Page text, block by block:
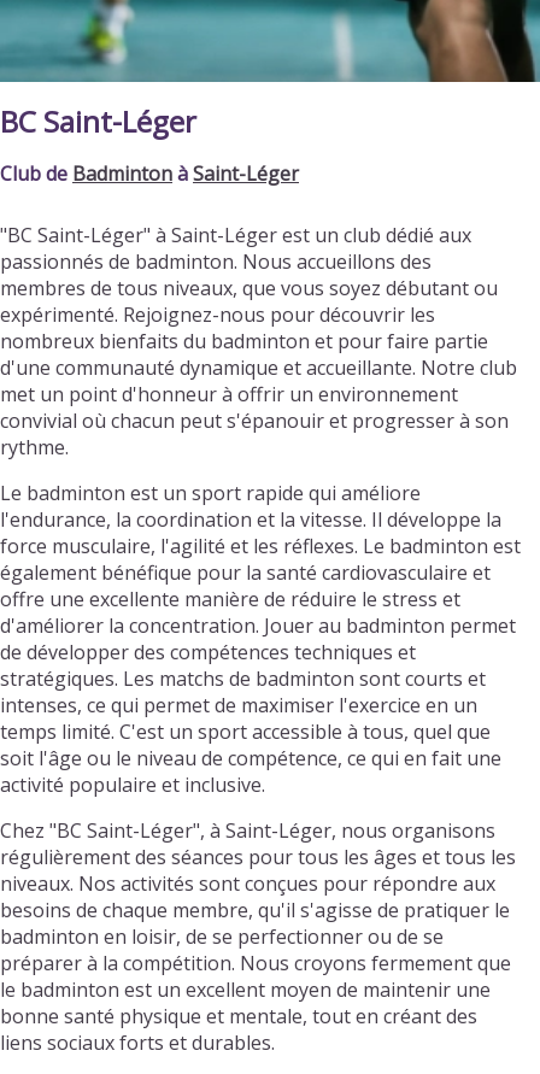
BC Saint-Léger
Club de BadmintonàSaint-Léger
"BC Saint-Léger" à Saint-Léger est un club dédié aux
passionnés de badminton. Nous accueillons des
membres de tous niveaux, que vous soyez débutant ou
expérimenté. Rejoignez-nous pour découvrir les
nombreux bienfaits du badminton et pour faire partie
d'une communauté dynamique et accueillante. Notre club
met un point d'honneur à offrir un environnement
convivial où chacun peut s'épanouir et progresser à son
rythme.
Le badminton est un sport rapide qui améliore
l'endurance, la coordination et la vitesse. Il développe la
force musculaire, l'agilité et les réflexes. Le badminton est
également bénéfique pour la santé cardiovasculaire et
offre une excellente manière de réduire le stress et
d'améliorer la concentration. Jouer au badminton permet
de développer des compétences techniques et
stratégiques. Les matchs de badminton sont courts et
intenses, ce qui permet de maximiser l'exercice en un
temps limité. C'est un sport accessible à tous, quel que
soit l'âge ou le niveau de compétence, ce qui en fait une
activité populaire et inclusive.
Chez "BC Saint-Léger", à Saint-Léger, nous organisons
régulièrement des séances pour tous les âges et tous les
niveaux. Nos activités sont conçues pour répondre aux
besoins de chaque membre, qu'il s'agisse de pratiquer le
badminton en loisir, de se perfectionner ou de se
préparer à la compétition. Nous croyons fermement que
le badminton est un excellent moyen de maintenir une
bonne santé physique et mentale, tout en créant des
liens sociaux forts et durables.